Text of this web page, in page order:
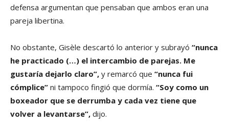
defensa argumentan que pensaban que ambos eran una
pareja libertina.
No obstante, Gisèle descartó lo anterior y subrayó “nunca
he practicado (…) el intercambio de parejas. Me
gustaría dejarlo claro”, y remarcó que “nunca fui
cómplice” ni tampoco fingió que dormía. “Soy como un
boxeador que se derrumba y cada vez tiene que
volver a levantarse”, dijo.